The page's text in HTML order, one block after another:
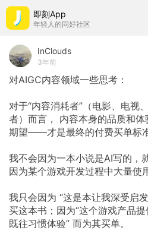
即刻App
年轻人的同好社区
InClouds
3年前
对AIGC内容领域一些思考：
对于“内容消耗者”（电影、电视
者）而言，
内容本身的品质和
期望——才是最终的付费买单标准
我不会因为一本小说是AI写的，
因为某个游戏开发过程中大量使
我只会因为 “这是本让我深受启
买这本书；因为“这个游戏产品
既往习惯体验” 而为其买单。